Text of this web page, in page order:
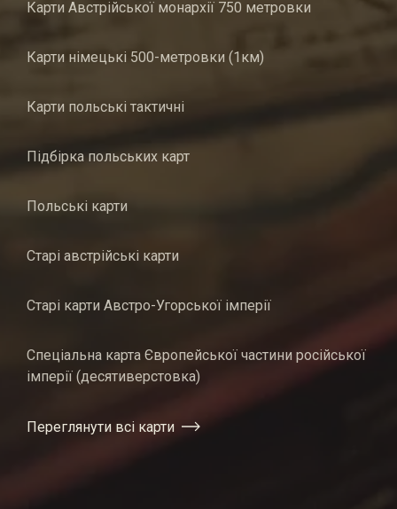
Карти Австрійської монархії 750 метровки
Карти німецькі 500-метровки (1км)
Карти польські тактичні
Підбірка польських карт
Польські карти
Старі австрійські карти
Старі карти Австро-Угорської імперії
Спеціальна карта Європейської частини російської
імперії (десятиверстовка)
Переглянути всі карти